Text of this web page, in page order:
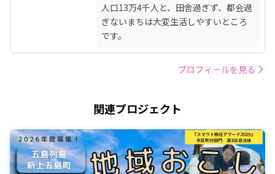
人口13万4千人と、田舎過ぎず、都会過
ぎないまちは大変生活しやすいところ
です。
プロフィールを見る
関連プロジェクト